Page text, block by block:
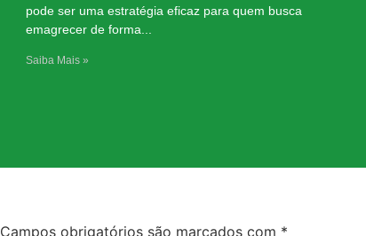
pode ser uma estratégia eficaz para quem busca
emagrecer de forma
Saiba Mais »
Campos obrigatórios são marcados com *